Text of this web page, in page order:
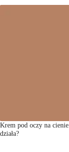
Krem pod oczy na
działa?